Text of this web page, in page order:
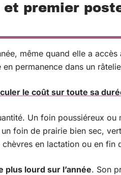
premier
même quand elle a
permanence dans un
le coût sur toute sa
Un foin poussiéreux
foin de prairie bien sec,
en lactation ou en fin
lourd sur l’année. Son